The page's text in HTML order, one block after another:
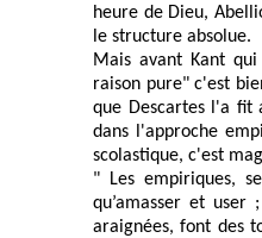
heure de Dieu,
le structure absolue.
Mais avant Kant
raison pure" c'est
que Descartes l'a fit
dans l'approche
scolastique, c'est
" Les empiriques,
qu’amasser et user
araignées, font des